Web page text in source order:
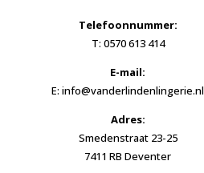
Telefoonnummer:
T: 0570 613 414
E-mail:
E: info@vanderlindenlingerie.nl
Adres:
Smedenstraat 23-25
7411 RB Deventer